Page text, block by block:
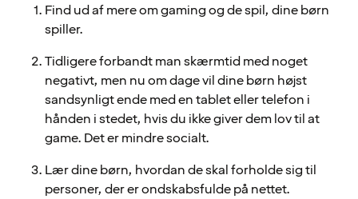
Find ud af mere om gaming og de spil, dine børn
spiller.
Tidligere forbandt man skærmtid med noget
negativt, men nu om dage vil dine børn højst
sandsynligt ende med en tablet eller telefon i
hånden i stedet, hvis du ikke giver dem lov til at
game. Det er mindre socialt.
Lær dine børn, hvordan de skal forholde sig til
personer, der er ondskabsfulde på nettet.